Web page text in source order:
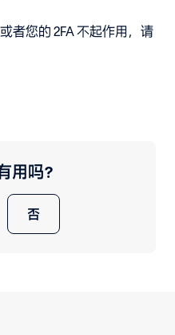
者您的 2FA 不起作用，请
用吗？
否